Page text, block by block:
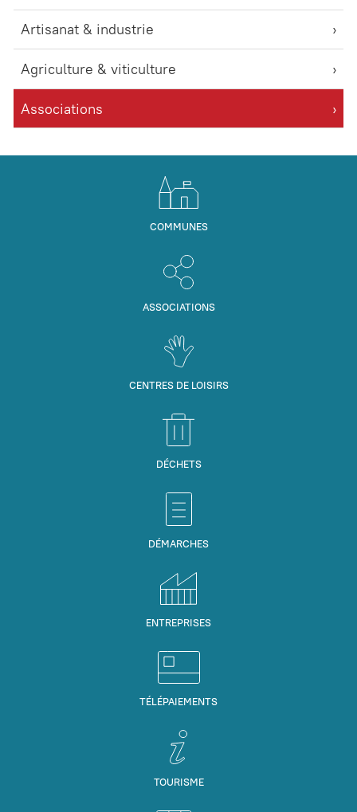
Artisanat & industrie
Agriculture & viticulture
Associations
COMMUNES
ASSOCIATIONS
CENTRES DE LOISIRS
DÉCHETS
DÉMARCHES
ENTREPRISES
TÉLÉPAIEMENTS
TOURISME